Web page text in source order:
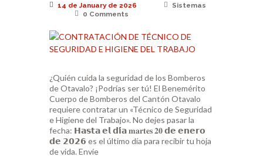
14 de January de 2026
Sistemas
0 Comments
¿Quién cuida la seguridad de los Bomberos
de Otavalo? ¡Podrías ser tú! El Benemérito
Cuerpo de Bomberos del Cantón Otavalo
requiere contratar un «Técnico de Seguridad
e Higiene del Trabajo». No dejes pasar la
fecha: 𝗛𝗮𝘀𝘁𝗮 𝗲𝗹 𝗱𝗶́𝗮 𝐦𝐚𝐫𝐭𝐞𝐬 𝟐𝟎 𝗱𝗲 𝗲𝗻𝗲𝗿𝗼
𝗱𝗲 𝟮𝟬𝟮𝟲 es el último día para recibir tu hoja
de vida. Envíe